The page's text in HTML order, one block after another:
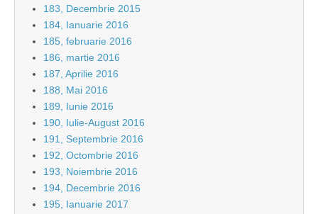
183, Decembrie 2015
184, Ianuarie 2016
185, februarie 2016
186, martie 2016
187, Aprilie 2016
188, Mai 2016
189, Iunie 2016
190, Iulie-August 2016
191, Septembrie 2016
192, Octombrie 2016
193, Noiembrie 2016
194, Decembrie 2016
195, Ianuarie 2017